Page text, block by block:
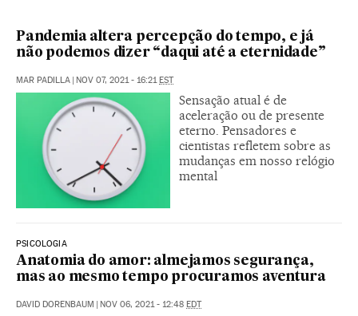
Pandemia altera percepção do tempo, e já
não podemos dizer “daqui até a eternidade”
MAR PADILLA NOV 07, 2021 - 16:21 EST
Sensação atual é de
aceleração ou de presente
eterno. Pensadores e
cientistas refletem sobre as
mudanças em nosso relógio
mental
PSICOLOGIA
Anatomia do amor: almejamos segurança,
mas ao mesmo tempo procuramos aventura
DAVID DORENBAUM NOV 06, 2021 - 12:48 EDT